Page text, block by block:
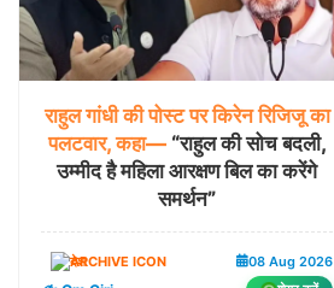
राहुल गांधी की पोस्ट पर किरेन रिजिजू का
पलटवार, कहा—“राहुल की सोच बदली,
उम्मीद है महिला आरक्षण बिल का करेंगे
समर्थन”
देश 08 Aug 2026